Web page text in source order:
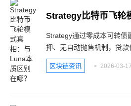
Strategy比特币飞轮
Strategy通过零成本可转债
押、无自动抛售机制，贷款
区块链资讯 2026-03-